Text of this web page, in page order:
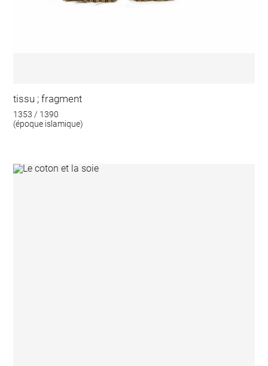
tissu ; fragment
1353 / 1390
(époque islamique)